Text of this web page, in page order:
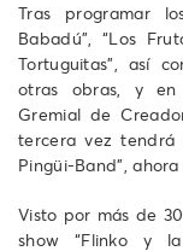
Tras programar
Babadú”, “Los
Tortuguitas”, así
otras obras, y en
Gremial de
tercera vez tendrá
Pingüi-Band”,
Visto por más de
show “Flinko y